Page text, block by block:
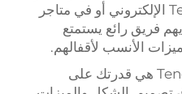
من الخيارات على موقع Tenon الإلكتروني أو في متاجر
فريق رائع يستمتع
الأنسب لأقفالهم.
واحدة من أروع الأمور في Tenon هي قدرتك على